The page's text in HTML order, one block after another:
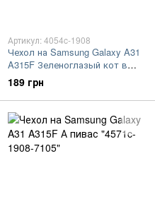
Артикул: 4054c-1908
Чехол на Samsung Galaxy A31
A315F Зеленоглазый кот в
очках "4054c-1908-7105"
189 грн